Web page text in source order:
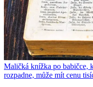
Maličká knížka po babičce,
rozpadne, může mít cenu